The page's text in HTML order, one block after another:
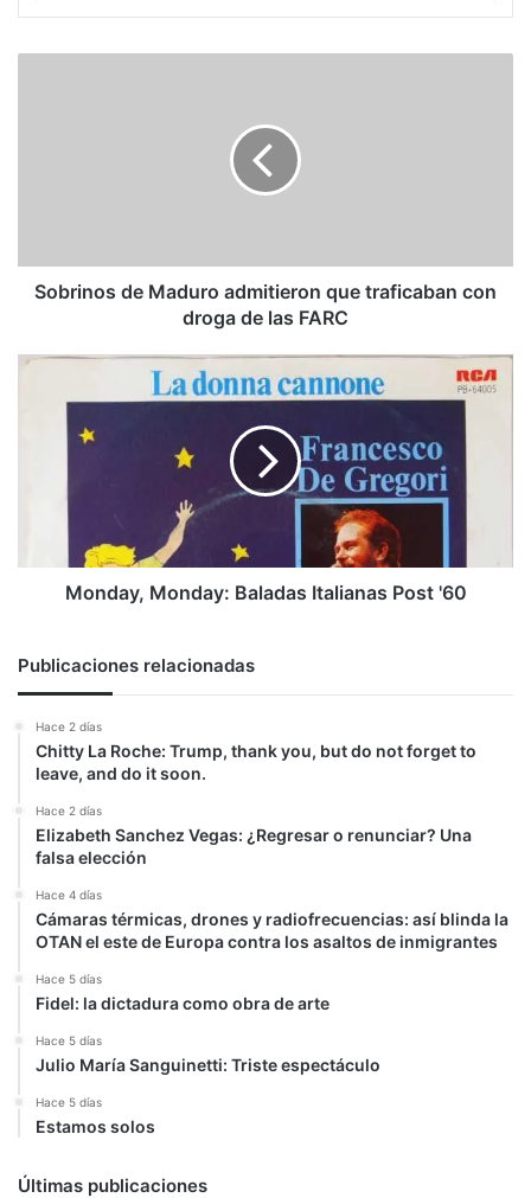
de
lasSobrinos de Maduro admitieron que traficaban con
droga de las FARC
Monday,
Italianas
Monday, Monday: Baladas Italianas Post '60
Publicaciones relacionadas
Hace 2 días
Chitty La Roche: Trump, thank you, but do not forget to
leave, and do it soon.
Hace 2 días
Elizabeth Sanchez Vegas: ¿Regresar o renunciar? Una
falsa elección
Hace 4 días
Cámaras térmicas, drones y radiofrecuencias: así blinda la
OTAN el este de Europa contra los asaltos de inmigrantes
Hace 5 días
Fidel: la dictadura como obra de arte
Hace 5 días
Julio María Sanguinetti: Triste espectáculo
Hace 5 días
Estamos solos
Últimas publicaciones